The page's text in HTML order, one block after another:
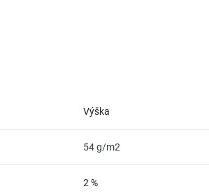
Výška
54 g/m2
2 %